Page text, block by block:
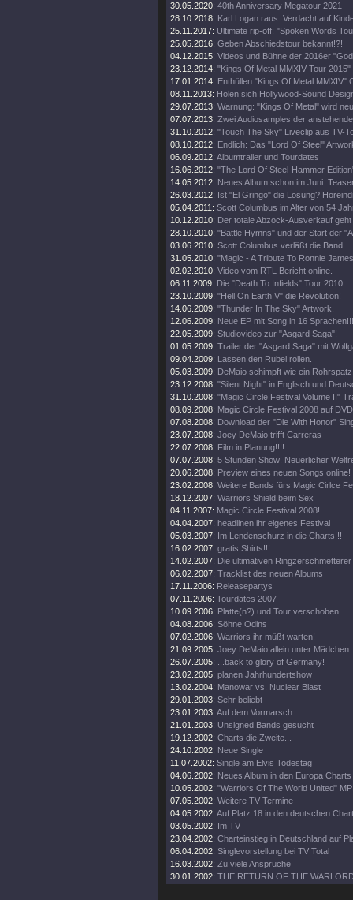
30.05.2020: 40th Anniversary Megatour 2021
28.10.2018: Karl Logan raus. Verdacht auf
25.11.2017: Ultimate rip-off: "Spoken Words
25.05.2016: Geben Abschiedstour bekannt!?!
04.12.2015: Videos und Bühne der 2016er
23.12.2014: "Kings Of Metal MMXIV-Tour
17.01.2014: Enthüllen "Kings Of Metal MMXIV"
08.11.2013: Holen sich Hollywood-Sound
29.07.2013: Warnung: "Kings Of Metal" wird
07.07.2013: Zwei Audiosamples der
31.10.2012: "Touch The Sky" Liveclip aus TV-
08.10.2012: Endlich: Das "Lord Of Steel"
06.09.2012: Albumtrailer und Tourdates
16.06.2012: "The Lord Of Steel-Hammer
14.05.2012: Neues Album schon im Juni.
26.03.2012: Ist "El Gringo" die Lösung?
05.04.2011: Scott Columbus im Alter von 54
10.12.2010: Der totale Abzock-Ausverkauf
28.10.2010: "Battle Hymns" und der Start der
03.06.2010: Scott Columbus verläßt die Band.
31.05.2010: "Magic - A Tribute To Ronnie
02.02.2010: Video vom RTL Bericht online.
06.11.2009: Die "Death To Infields" Tour 2010.
23.10.2009: "Hell On Earth V" die Revolution!
14.06.2009: "Thunder In The Sky" Artwork.
12.06.2009: Neue EP mit Song in 16 Sprachen!!!
22.05.2009: Studiovideo zur "Asgard Saga"!
01.05.2009: Trailer der "Asgard Saga" mit
09.04.2009: Lassen den Rubel rollen.
05.03.2009: DeMaio schimpft wie ein
23.12.2008: "Silent Night" in Englisch und
31.10.2008: "Magic Circle Festival Volume II"
08.09.2008: Magic Circle Festival 2008 auf
07.08.2008: Download der "Die With Honor"
23.07.2008: Joey DeMaio trifft Carreras
22.07.2008: Film in Planung!!!!
07.07.2008: 5 Stunden Show! Neuerlicher
20.06.2008: Preview eines neuen Songs online!
23.02.2008: Weitere Bands fürs Magic Cirlce
18.12.2007: Warriors Shield beim Sex
04.11.2007: Magic Circle Festival 2008!
04.04.2007: headlinen ihr eigenes Festival
05.03.2007: Im Lendenschurz in die Charts!!!
16.02.2007: gratis Shirts!!!
14.02.2007: Die ultimativen
06.02.2007: Tracklist des neuen Albums
17.11.2006: Releasepartys
07.11.2006: Tourdates 2007
10.09.2006: Platte(n?) und Tour verschoben
04.08.2006: Söhne Odins
07.02.2006: Warriors ihr müßt warten!
21.09.2005: Joey DeMaio allein unter Mädchen
26.07.2005:
...back to glory of Germany!
23.02.2005: planen Jahrhundertshow
13.02.2004: Manowar vs. Nuclear Blast
29.01.2003: Sehr beliebt
23.01.2003: Auf dem Vormarsch
21.01.2003: Unsigned Bands gesucht
19.12.2002: Charts die Zweite...
24.10.2002: Neue Single
11.07.2002: Single am Elvis Todestag
04.06.2002: Neues Album in den Europa Charts
10.05.2002: "Warriors Of The World United"
07.05.2002: Weitere TV Termine
04.05.2002: Auf Platz 18 in den deutschen
03.05.2002: Im TV
23.04.2002: Charteinstieg in Deutschland auf
06.04.2002: Singlevorstellung bei TV Total
16.03.2002: Zu viele Ansprüche
30.01.2002: THE RETURN OF THE